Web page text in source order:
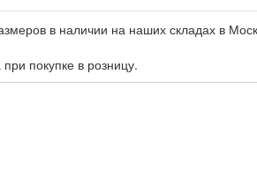
в наличии на наших складах в
покупке в розницу.